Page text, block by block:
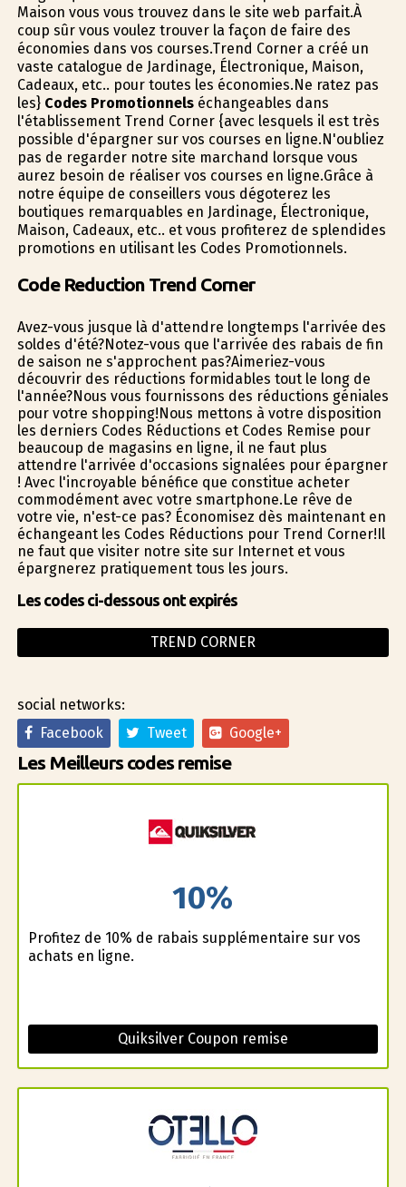
Maison vous vous trouvez dans le site web parfait.À
coup sûr vous voulez trouver la façon de faire des
économies dans vos courses.Trend Corner a créé un
vaste catalogue de Jardinage, Électronique, Maison,
Cadeaux, etc.. pour toutes les économies.Ne ratez pas
les} Codes Promotionnelséchangeables dans
l'établissement Trend Corner {avec lesquels il est très
possible d'épargner sur vos courses en ligne.N'oubliez
pas de regarder notre site marchand lorsque vous
aurez besoin de réaliser vos courses en ligne.Grâce à
notre équipe de conseillers vous dégoterez les
boutiques remarquables en Jardinage, Électronique,
Maison, Cadeaux, etc.. et vous profiterez de splendides
promotions en utilisant les Codes Promotionnels.
Code Reduction Trend Corner
Avez-vous jusque là d'attendre longtemps l'arrivée des
soldes d'été?Notez-vous que l'arrivée des rabais de fin
de saison ne s'approchent pas?Aimeriez-vous
découvrir des réductions formidables tout le long de
l'année?Nous vous fournissons des réductions géniales
pour votre shopping!Nous mettons à votre disposition
les derniers Codes Réductions et Codes Remise pour
beaucoup de magasins en ligne, il ne faut plus
attendre l'arrivée d'occasions signalées pour épargner
! Avec l'incroyable bénéfice que constitue acheter
commodément avec votre smartphone.Le rêve de
votre vie, n'est-ce pas? Économisez dès maintenant en
échangeant les Codes Réductions pour Trend Corner!Il
ne faut que visiter notre site sur Internet et vous
épargnerez pratiquement tous les jours.
Les codes ci-dessous ont expirés
TREND CORNER
social networks:
Facebook
Tweet Google+
Les Meilleurs codes remise
10%
Profitez de 10% de rabais supplémentaire sur vos
achats en ligne.
Quiksilver Coupon remise